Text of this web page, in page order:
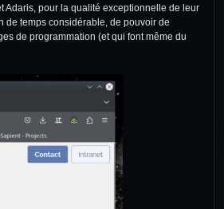
Adaris, pour la qualité exceptionnelle de leur
de temps considérable, de pouvoir de
de programmation (et qui font même du